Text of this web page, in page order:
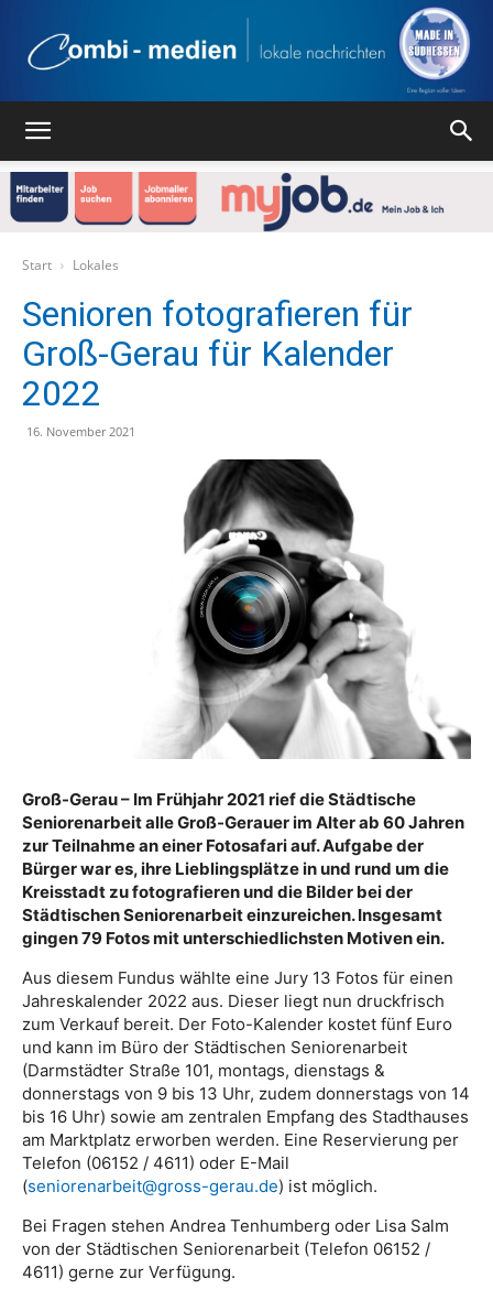
Verlag
Start Lokales
Senioren fotografieren für
Groß-Gerau für Kalender
2022
16. November 2021
Groß-Gerau – Im Frühjahr 2021 rief die Städtische
Seniorenarbeit alle Groß-Gerauer im Alter ab 60 Jahren
zur Teilnahme an einer Fotosafari auf. Aufgabe der
Bürger war es, ihre Lieblingsplätze in und rund um die
Kreisstadt zu fotografieren und die Bilder bei der
Städtischen Seniorenarbeit einzureichen. Insgesamt
gingen 79 Fotos mit unterschiedlichsten Motiven ein.
Aus diesem Fundus wählte eine Jury 13 Fotos für einen
Jahreskalender 2022 aus. Dieser liegt nun druckfrisch
zum Verkauf bereit. Der Foto-Kalender kostet fünf Euro
und kann im Büro der Städtischen Seniorenarbeit
(Darmstädter Straße 101, montags, dienstags &
donnerstags von 9 bis 13 Uhr, zudem donnerstags von 14
bis 16 Uhr) sowie am zentralen Empfang des Stadthauses
am Marktplatz erworben werden. Eine Reservierung per
Telefon (06152 / 4611) oder E-Mail
(seniorenarbeit@gross-gerau.de) ist möglich.
Bei Fragen stehen Andrea Tenhumberg oder Lisa Salm
von der Städtischen Seniorenarbeit (Telefon 06152 /
4611) gerne zur Verfügung.